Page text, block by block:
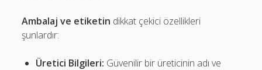
Ambalaj ve etiketin dikkat çekici özellikleri
şunlardır:
Üretici Bilgileri: Güvenilir bir üreticinin adı ve